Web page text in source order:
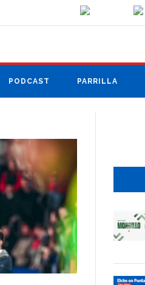
PODCAST PARRILLA